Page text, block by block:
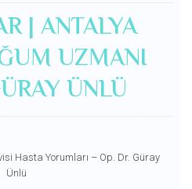
| ANTALYA
UZMANI
ÜNLÜ
Hasta Yorumları – Op. Dr. Güray
Ünlü